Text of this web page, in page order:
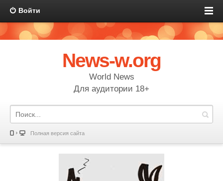
Войти
News-w.org
World News
Для аудитории 18+
Полная версия сайта